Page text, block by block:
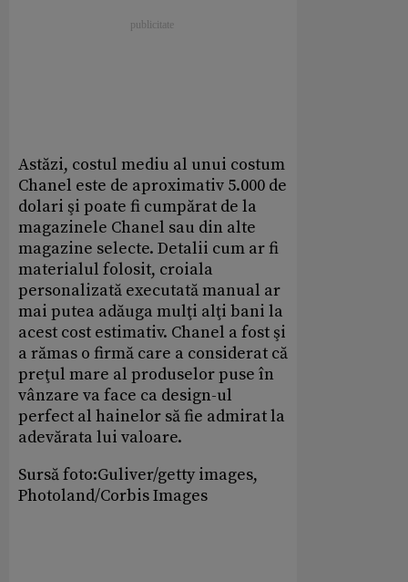
Astăzi, costul mediu al unui costum
Chanel este de aproximativ 5.000 de
dolari şi poate fi cumpărat de la
magazinele Chanel sau din alte
magazine selecte. Detalii cum ar fi
materialul folosit, croiala
personalizată executată manual ar
mai putea adăuga ­mulţi alţi bani la
acest cost estimativ. Chanel a fost şi
a rămas o firmă care a considerat că
preţul mare al produselor puse în
vânzare va face ca design-ul
perfect al hainelor să fie admirat la
adevărata lui valoare.
Sursă foto:Guliver/getty images,
Photoland/Corbis Images